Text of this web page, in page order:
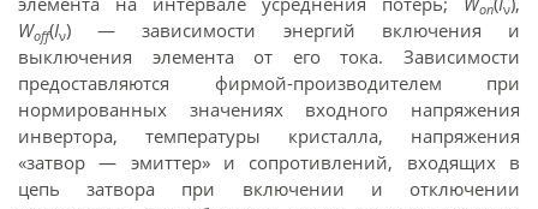
on ν
Woff(Iν) — зависимости энергий включения и
выключения элемента от его тока. Зависимости
предоставляются фирмой-производителем при
нормированных значениях входного напряжения
инвертора, температуры кристалла, напряжения
«затвор — эмиттер» и сопротивлений, входящих в
цепь затвора при включении и отключении